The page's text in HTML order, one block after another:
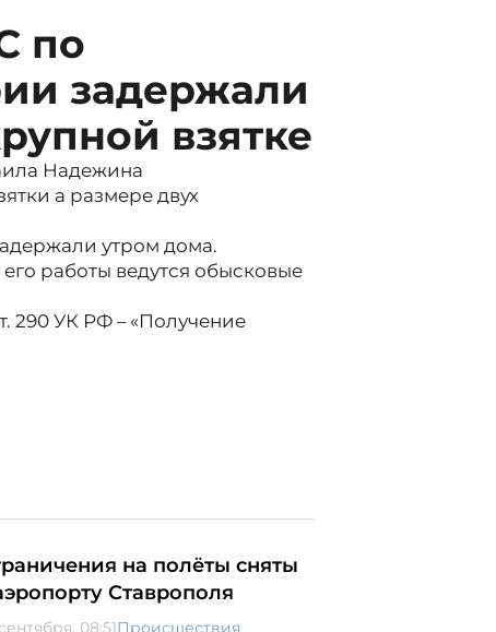
по
задержали
взятке
Надежина
а размере двух
утром дома.
работы ведутся обысковые
290 УК РФ – «Получение
на полёты сняты
Ставрополя